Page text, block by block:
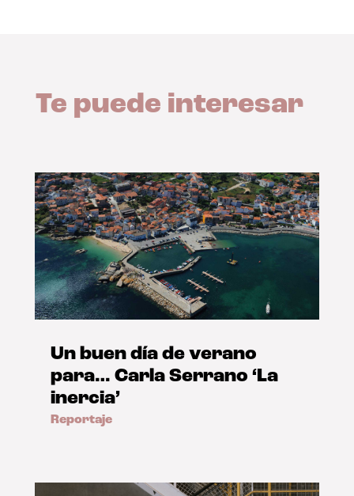
Te puede interesar
Un buen día de verano
para… Carla Serrano ‘La
inercia’
Reportaje